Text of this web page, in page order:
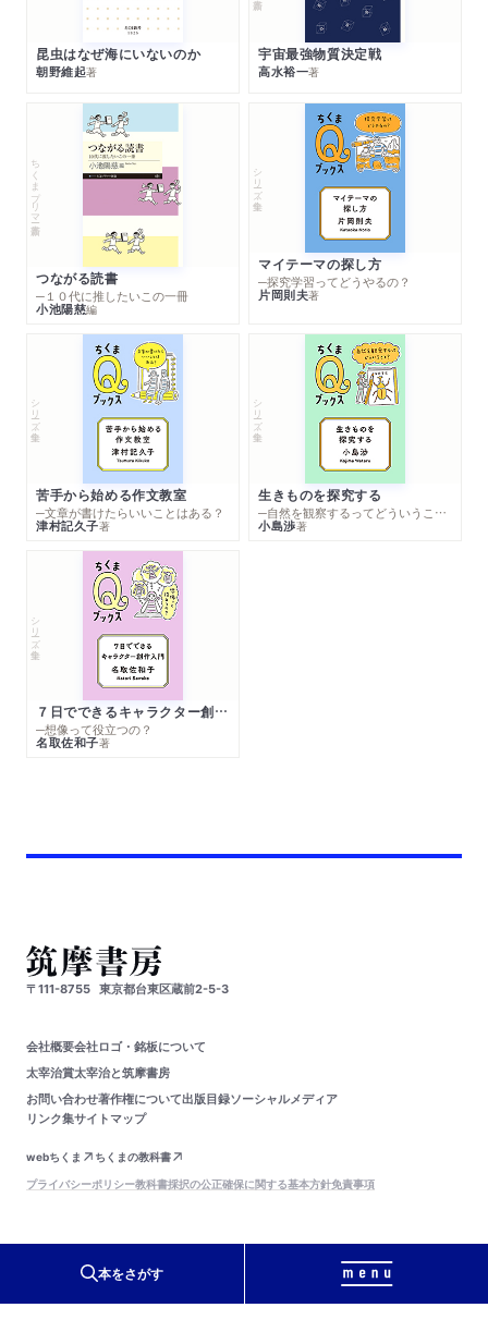
本をさがす
昆虫はなぜ海にいないのか
朝野維起著
宇宙最強物質決定戦
高水裕一著
ちくまプリマー新書
つながる読書
─１０代に推したいこの一冊
小池陽慈編
シリーズ・全集
マイテーマの探し方
─探究学習ってどうやるの？
片岡則夫著
シリーズ・全集
苦手から始める作文教室
─文章が書けたらいいことはある？
津村記久子著
シリーズ・全集
生きものを探究する
─自然を観察するってどういうこと？
小島渉著
シリーズ・全集
７日でできるキャラクター創作入門
─想像って役立つの？
名取佐和子著
〒111-8755 東京都台東区蔵前2-5-3
会社概要会社ロゴ・銘板について
太宰治賞太宰治と筑摩書房
お問い合わせ著作権について出版目録ソーシャルメディア
リンク集サイトマップ
webちくま
ちくまの教科書
プライバシーポリシー教科書採択の公正確保に関する基本方針免責事項
© Chikumashobo Ltd.2024All Rights Reserved.